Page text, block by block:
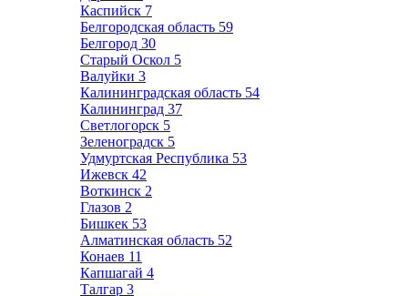
Каспийск 7
Белгородская область 59
Белгород 30
Старый Оскол 5
Валуйки 3
Калининградская область 54
Калининград 37
Светлогорск 5
Зеленоградск 5
Удмуртская Республика 53
Ижевск 42
Воткинск 2
Глазов 2
Бишкек 53
Алматинская область 52
Конаев 11
Капшагай 4
Талгар 3